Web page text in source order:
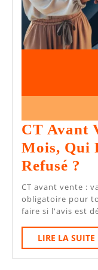
CT Avant
Mois, Qui
Refusé ?
:
6
CT avant vente : valide 6 mois, payé par le vendeur,
obligatoire pour
faire si l'avis est
LIRE LA SUITE